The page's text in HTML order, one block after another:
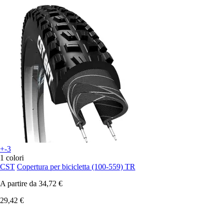
+-3
1 colori
CST Copertura per bicicletta (100-559) TR
A partire da 34,72 €
29,42 €